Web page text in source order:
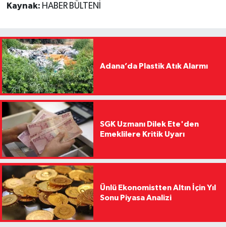
Kaynak: HABER BÜLTENİ
Adana’da Plastik Atık Alarmı
SGK Uzmanı Dilek Ete'den
Emeklilere Kritik Uyarı
Ünlü Ekonomistten Altın İçin Yıl
Sonu Piyasa Analizi